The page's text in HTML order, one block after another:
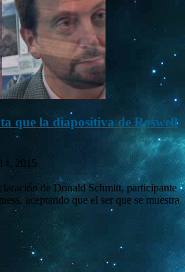
que la diapositiva de Roswell
2015
de Donald Schmitt, participante
aceptando que el ser que se muestra